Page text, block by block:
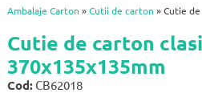
Ambalaje Carton » Cutii de carton » Cutie
Cutie de carton
370x135x135mm
Cod: CB62018